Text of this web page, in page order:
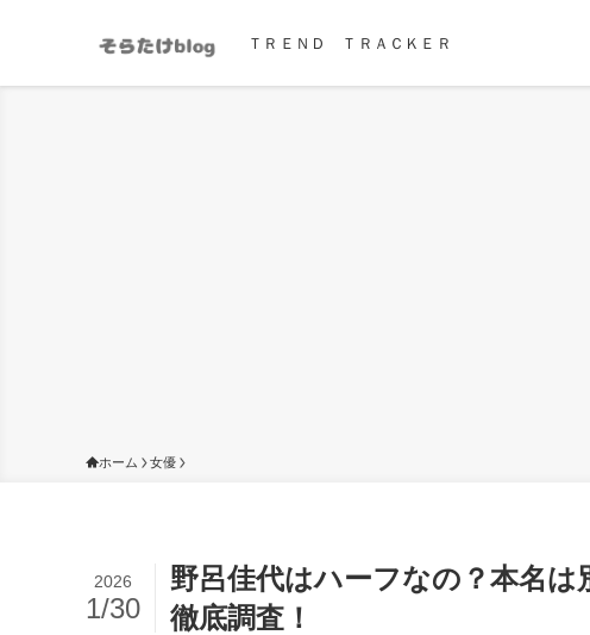
ＴＲＥＮＤ ＴＲＡＣＫＥＲ
ホーム 女優
野呂佳代はハーフなの？本名
徹底調査！
2026
1/30